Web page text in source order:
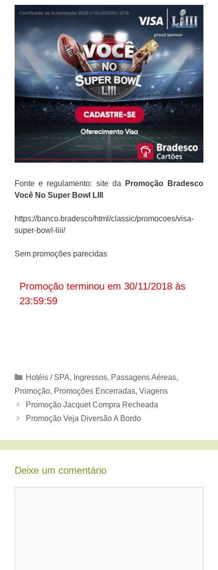
Fonte e regulamento: site da Promoção
Bradesco
Você No Super Bowl LIII
https://banco.bradesco/html/classic/promocoes/visa-
super-bowl-liii/
Sem promoções parecidas
Promoção terminou em 30/11/2018 às
23:59:59
Categorias
Hotéis / SPA, Ingressos, Passagens Aéreas,
Promoção, Promoções Encerradas, Viagens
Promoção Jacquet Compra Recheada
Promoção Veja Diversão A Bordo
Deixe um comentário